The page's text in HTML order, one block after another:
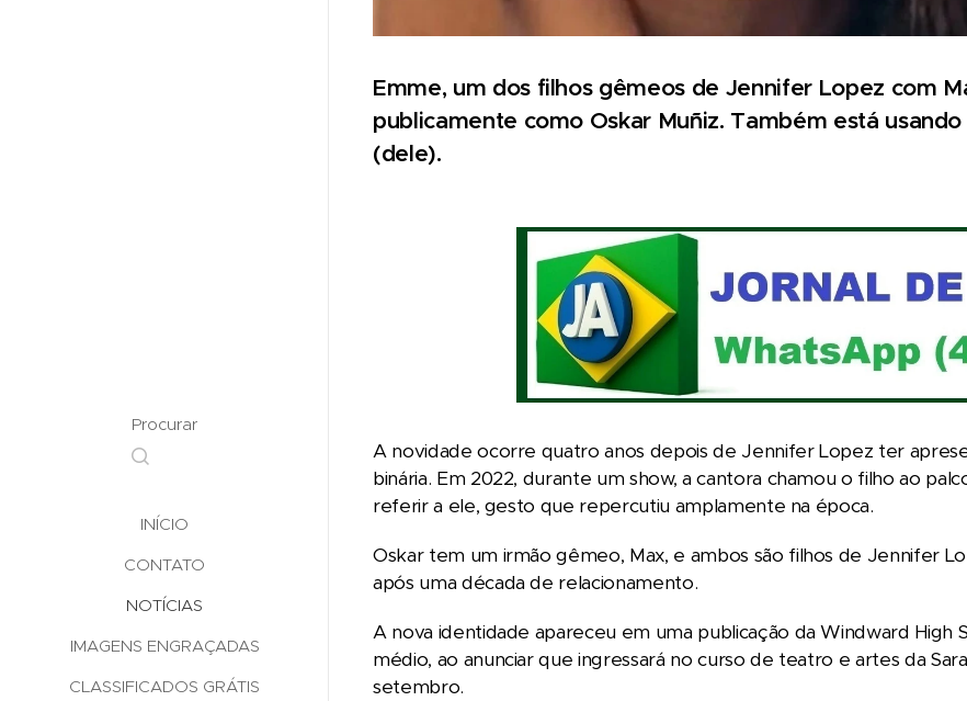
Procurar
INÍCIO
CONTATO
NOTÍCIAS
IMAGENS ENGRAÇADAS
CLASSIFICADOS GRÁTIS
Emme, um dos filhos gêmeos de Jennifer Lopez com
publicamente como Oskar Muñiz. Também está
(dele).
A novidade ocorre quatro anos depois de Jennifer Lopez ter
binária. Em 2022, durante um show, a cantora chamou o filho ao
referir a ele, gesto que repercutiu amplamente na época.
Oskar tem um irmão gêmeo, Max, e ambos são filhos de Jennifer
após uma década de relacionamento.
A nova identidade apareceu em uma publicação da Windward High
médio, ao anunciar que ingressará no curso de teatro e artes da
setembro.